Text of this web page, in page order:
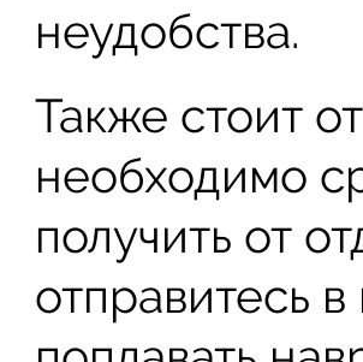
неудобства.
Также стоит
необходимо
получить от
отправитесь